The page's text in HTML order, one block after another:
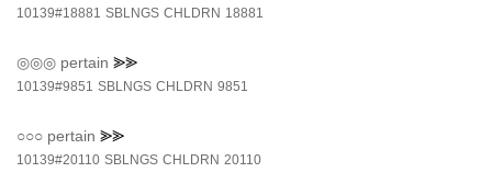
10139#18881 SBLNGS CHLDRN 18881
◎◎◎ pertain ⪢⪢
10139#9851 SBLNGS CHLDRN 9851
○○○ pertain ⪢⪢
10139#20110 SBLNGS CHLDRN 20110